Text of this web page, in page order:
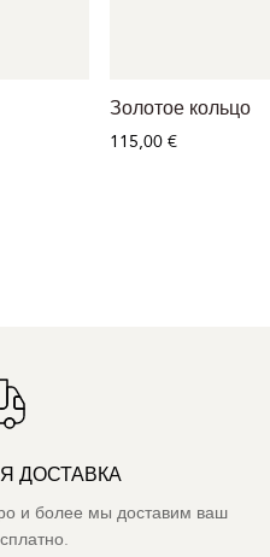
Золотое кольцо
115,00 €
ДОСТАВКА
и более мы доставим ваш